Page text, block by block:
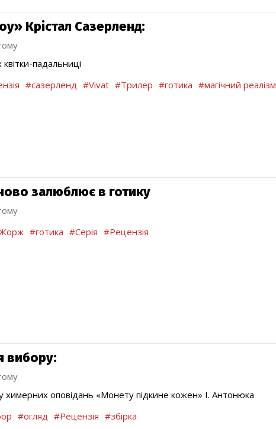
Крістал Сазерленд:
квітки-падальниці
#сазерленд #Vivat #Трилер #готика #магічний реалізм
залюблює в готику
#готика #Серія #Рецензія
вибору:
химерних оповідань «Монету підкине кожен» І. Антонюка
#огляд #Рецензія #збірка